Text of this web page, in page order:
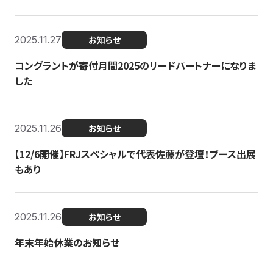
2025.11.27 お知らせ
コングラントが寄付月間2025のリードパートナーになりま
した
2025.11.26 お知らせ
【12/6開催】FRJスペシャルで代表佐藤が登壇！ブース出展
もあり
2025.11.26 お知らせ
年末年始休業のお知らせ